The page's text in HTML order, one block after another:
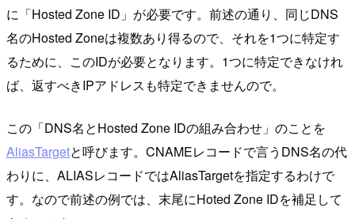
に「Hosted Zone ID」が必要です。前述の通り、同じDNS
名のHosted Zoneは複数あり得るので、それを1つに特定す
るために、このIDが必要となります。1つに特定できなけれ
ば、返すべきIPアドレスも特定できませんので。
この「DNS名とHosted Zone IDの組み合わせ」のことを
AliasTargetと呼びます。CNAMEレコードで言うDNS名の代
わりに、ALIASレコードではAliasTargetを指定するわけで
す。なので前述の例では、末尾にHoted Zone IDを補足して